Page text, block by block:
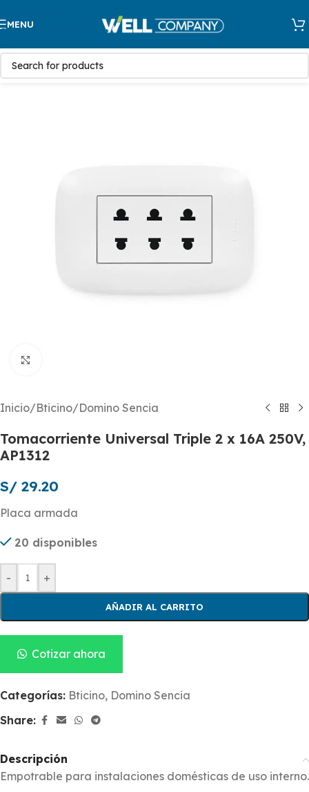
Skip to main content
MENU
Inicio/Bticino/Domino Sencia
Tomacorriente Universal Triple 2 x 16A 250V,
AP1312
S/ 29.20
Placa armada
20 disponibles
- +
AÑADIR AL CARRITO
Cotizar ahora
Categorías: Bticino, Domino Sencia
Share:
Descripción
Empotrable para instalaciones domésticas de uso interno.